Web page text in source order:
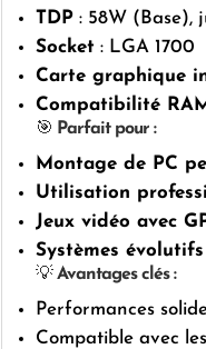
TDP: 58W (Base),
Socket: LGA 1700
Carte graphique
Compatibilité
🎯 Parfait pour :
Montage de PC
Utilisation
Jeux vidéo avec
Systèmes
💡Avantages clés :
Performances
Compatible avec